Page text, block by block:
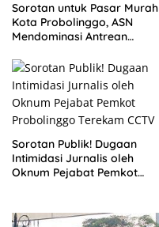
Sorotan untuk Pasar Murah
Kota Probolinggo, ASN
Mendominasi Antrean
Sorotan Publik! Dugaan
Intimidasi Jurnalis oleh
Oknum Pejabat Pemkot